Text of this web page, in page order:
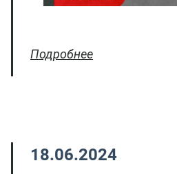
Подробнее
18.06.2024